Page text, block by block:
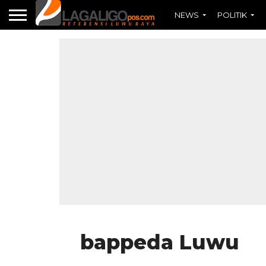
NEWS POLITIK
bappeda Luwu